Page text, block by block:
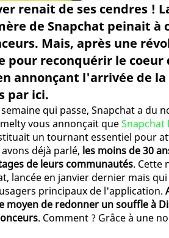
renait de ses cendres !
de Snapchat peinait à
Mais, après une
pour reconquérir le
annonçant l'arrivée de
par ici.
qui passe, Snapchat a du
vous annonçait queSnapchat
un tournant essentiel pour
déjà parlé, les moins de 30
de leurs communautés. Cette
lancée en janvier dernier mais
principaux de l'application.
moyen de redonner un souffle à
. Comment ? Grâce à une